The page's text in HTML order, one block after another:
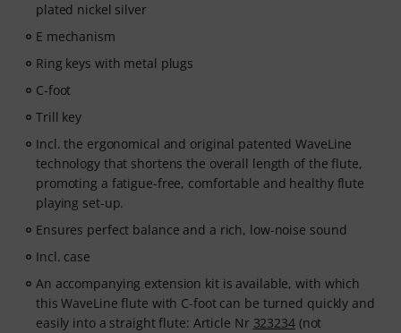
plated nickel silver
E mechanism
Ring keys with metal plugs
C-foot
Trill key
Incl. the ergonomical and original patented WaveLine
technology that shortens the overall length of the flute,
promoting a fatigue-free, comfortable and healthy flute
playing set-up.
Ensures perfect balance and a rich, low-noise sound
Incl. case
An accompanying extension kit is available, with which
this WaveLine flute with C-foot can be turned quickly and
easily into a straight flute: Article Nr 323234(not